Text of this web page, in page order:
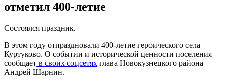
отметил 400-летие
Состоялся праздник.
В этом году отпраздновали 400-летие героического села
Куртуково. О событии и исторической ценности поселения
сообщает в своих соцсетях глава Новокузнецкого района
Андрей Шарнин.